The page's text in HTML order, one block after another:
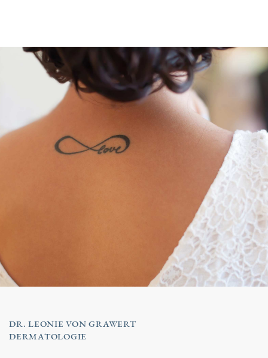
DR. LEONIE VON GRAWERT
DERMATOLOGIE